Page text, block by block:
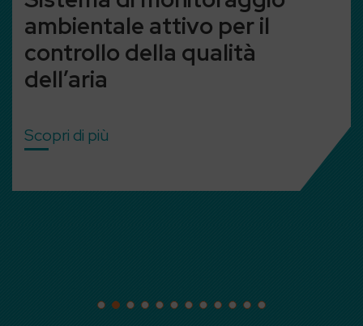
attivo per il
della qualità
Scopri di più